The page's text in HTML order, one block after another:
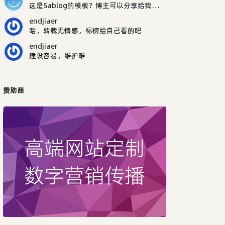
这是Sablog的模板？博主可以分享给我吗，谢谢
endjiaer
哈，转载无情感，标榜给自己看的吧
endjiaer
建设容易，维护难
赞助商